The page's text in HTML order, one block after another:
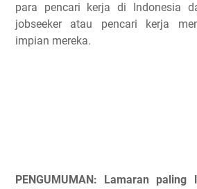
para pencari kerja di Indonesia
jobseeker atau pencari kerja
impian mereka.
PENGUMUMAN: Lamaran